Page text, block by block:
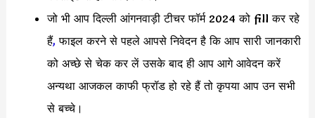
जो भी आप दिल्ली आंगनवाड़ी टीचर फॉर्म 2024 को fill कर रहे
हैं, फाइल करने से पहले आपसे निवेदन है कि आप सारी जानकारी
को अच्छे से चेक कर लें उसके बाद ही आप आगे आवेदन करें
अन्यथा आजकल काफी फ्रॉड हो रहे हैं तो कृपया आप उन सभी
से बच्चे।